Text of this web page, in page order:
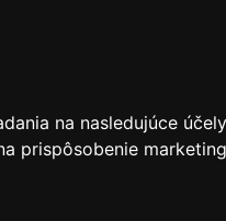
na nasledujúce
prispôsobenie